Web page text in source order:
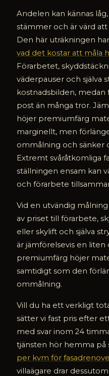
Andelen kan kännas
stämmer och är värd
Den här uträkningen
vad det kostar att måla
Förarbetet,
väderpauser och själva
kostnadsbilden,
post än många tror.
höjer premiumfärg
marginellt, men
ommålning och sänker
Extremt svåråtkomliga
ställningen ensam kan
och förarbete
Vid en utvändig
av priset till förarbete,
eller skylift och själva
är jämförelsevis en liten
premiumfärg höjer
samtidigt som den
ommålning.
Vill du ha ett verkligt
sätter vi fast pris efter
med svar inom 24
tjänsten hör hemma på
per kvm för
villaägare drar